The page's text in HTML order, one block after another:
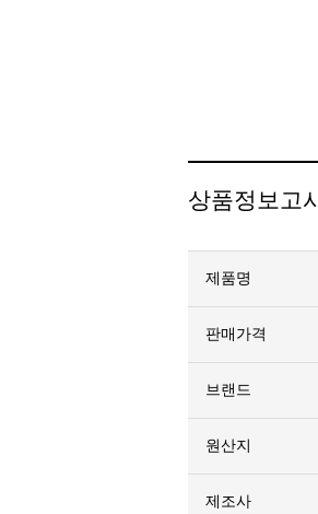
상품정보고
제품명
판매가격
브랜드
원산지
제조사